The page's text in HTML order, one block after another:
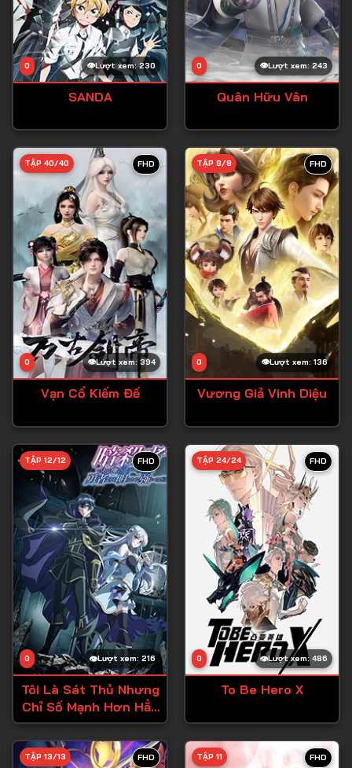
Lượt xem: 230
0
SANDA
Lượt xem: 243
0
Quân Hữu Vân
FHD
Lượt xem: 394
0
TẬP 40/40
Vạn Cổ Kiếm Đế
FHD
Lượt xem: 136
0
TẬP 8/8
Vương Giả Vinh Diệu
FHD
Lượt xem: 216
0
TẬP 12/12
Tôi Là Sát Thủ Nhưng
Chỉ Số Mạnh Hơn Hẳn
Dũng Sĩ
FHD
Lượt xem: 486
0
TẬP 24/24
To Be Hero X
FHD
TẬP 13/13 FHD
TẬP 11